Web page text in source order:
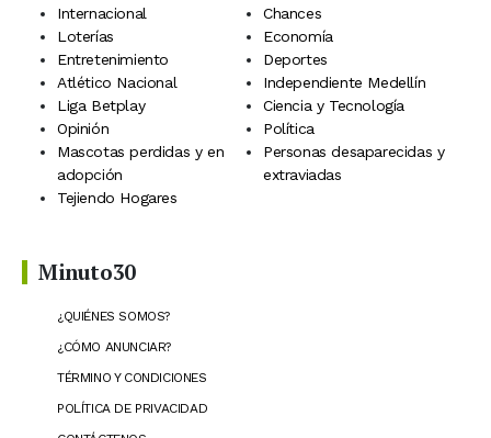
Internacional
Chances
Loterías
Economía
Entretenimiento
Deportes
Atlético Nacional
Independiente Medellín
Liga Betplay
Ciencia y Tecnología
Opinión
Política
Mascotas perdidas y en
adopción
Personas desaparecidas y
extraviadas
Tejiendo Hogares
Minuto30
¿QUIÉNES SOMOS?
¿CÓMO ANUNCIAR?
TÉRMINO Y CONDICIONES
POLÍTICA DE PRIVACIDAD